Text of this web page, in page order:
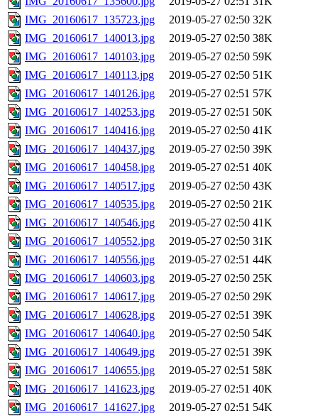
IMG_20160617_135723.jpg
2019-05-27 02:50 32K
IMG_20160617_140013.jpg
2019-05-27 02:50 38K
IMG_20160617_140103.jpg
2019-05-27 02:50 59K
IMG_20160617_140113.jpg
2019-05-27 02:50 51K
IMG_20160617_140126.jpg
2019-05-27 02:51 57K
IMG_20160617_140253.jpg
2019-05-27 02:51 50K
IMG_20160617_140416.jpg
2019-05-27 02:50 41K
IMG_20160617_140437.jpg
2019-05-27 02:50 39K
IMG_20160617_140458.jpg
2019-05-27 02:51 40K
IMG_20160617_140517.jpg
2019-05-27 02:50 43K
IMG_20160617_140535.jpg
2019-05-27 02:50 21K
IMG_20160617_140546.jpg
2019-05-27 02:50 41K
IMG_20160617_140552.jpg
2019-05-27 02:50 31K
IMG_20160617_140556.jpg
2019-05-27 02:51 44K
IMG_20160617_140603.jpg
2019-05-27 02:50 25K
IMG_20160617_140617.jpg
2019-05-27 02:50 29K
IMG_20160617_140628.jpg
2019-05-27 02:51 39K
IMG_20160617_140640.jpg
2019-05-27 02:50 54K
IMG_20160617_140649.jpg
2019-05-27 02:51 39K
IMG_20160617_140655.jpg
2019-05-27 02:51 58K
IMG_20160617_141623.jpg
2019-05-27 02:51 40K
IMG_20160617_141627.jpg
2019-05-27 02:51 54K